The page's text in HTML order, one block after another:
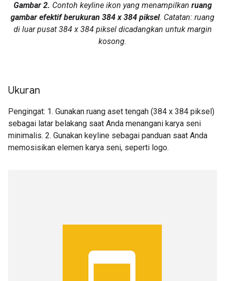
Gambar 2. Contoh keyline ikon yang menampilkan ruang
gambar efektif berukuran 384 x 384 piksel. Catatan: ruang
di luar pusat 384 x 384 piksel dicadangkan untuk margin
kosong.
Ukuran
Pengingat: 1. Gunakan ruang aset tengah (384 x 384 piksel)
sebagai latar belakang saat Anda menangani karya seni
minimalis. 2. Gunakan keyline sebagai panduan saat Anda
memosisikan elemen karya seni, seperti logo.